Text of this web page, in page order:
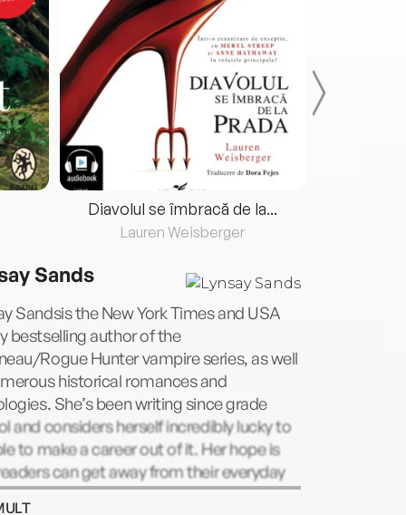
Diavolul se îmbracă de la...
Lauren Weisberger
Sands
Sandsis the New York Times and USA
bestselling author of the
Rogue Hunter vampire series, as well
historical romances and
She’s been writing since grade
and considers herself incredibly lucky to
to make a career out of it. Her hope is
can get away from their everyday
through her stories, and if there are